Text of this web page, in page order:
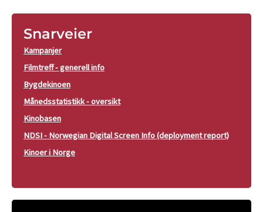
Snarveier
Kampanjer
Filmtreff - generell info
Bygdekinoen
Månedsstatistikk - oversikt
Kinobasen
NDSI - Norwegian Digital Screen Info (deployment report)
Kinoer i Norge